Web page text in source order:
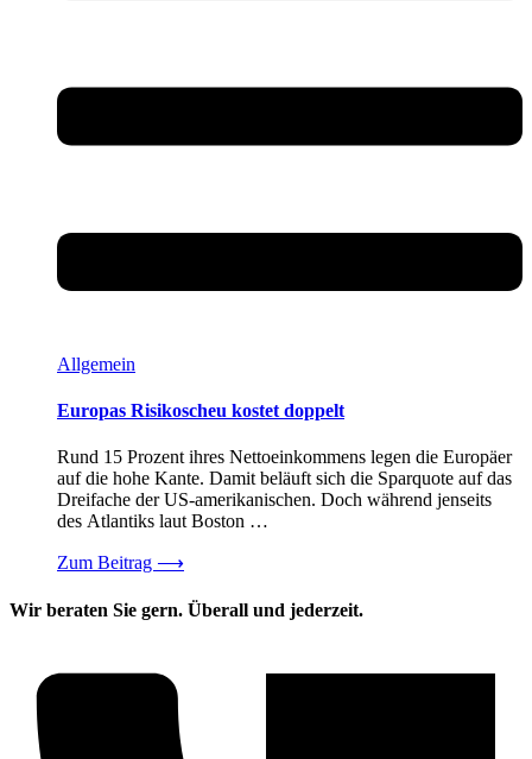
Allgemein
Europas Risikoscheu kostet doppelt
Rund 15 Prozent ihres Nettoeinkommens legen die Europäer
auf die hohe Kante. Damit beläuft sich die Sparquote auf das
Dreifache der US-amerikanischen. Doch während jenseits
des Atlantiks laut Boston …
Zum Beitrag ⟶
Wir beraten Sie gern. Überall und jederzeit.